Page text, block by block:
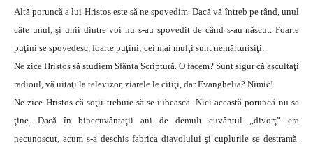
Altă poruncă a lui Hristos este să ne spovedim. Dacă vă întreb pe rând, unul
câte unul, şi unii dintre voi nu s-au spovedit de când s-au născut. Foarte
puţini se spovedesc, foarte puţini; cei mai mulţi sunt nemărturisiţi.
Ne zice Hristos să studiem Sfânta Scriptură. O facem? Sunt sigur că ascultaţi
radioul, vă uitaţi la televizor, ziarele le citiţi, dar Evanghelia? Nimic!
Ne zice Hristos că soţii trebuie să se iubească. Nici această poruncă nu se
ţine. Dacă în binecuvântaţii ani de demult cuvântul „divorţ” era
necunoscut, acum s-a deschis fabrica diavolului şi cuplurile se destramă.